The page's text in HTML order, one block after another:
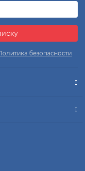
безопасности